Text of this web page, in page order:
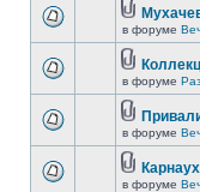
в форуме
в форуме
в форуме
в форуме